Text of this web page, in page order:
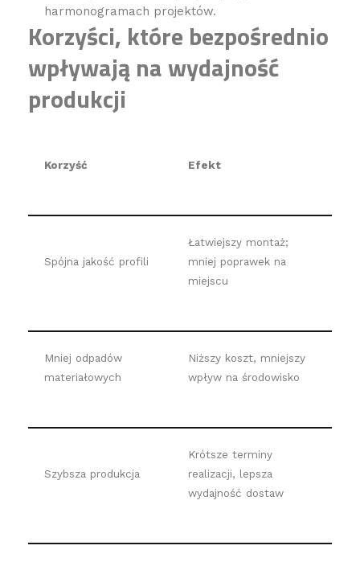
harmonogramach projektów.
Korzyści, które bezpośrednio
wpływają na wydajność
produkcji
Korzyść Efekt
Spójna jakość profili
Łatwiejszy montaż;
mniej poprawek na
miejscu
Mniej odpadów
materiałowych
Niższy koszt, mniejszy
wpływ na środowisko
Szybsza produkcja
Krótsze terminy
realizacji, lepsza
wydajność dostaw